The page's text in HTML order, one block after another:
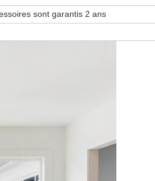
sont garantis 2 ans